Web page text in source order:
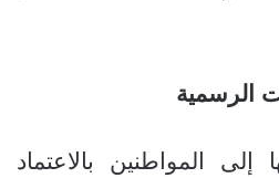
الرسمية
إلى المواطنين بالاعتماد